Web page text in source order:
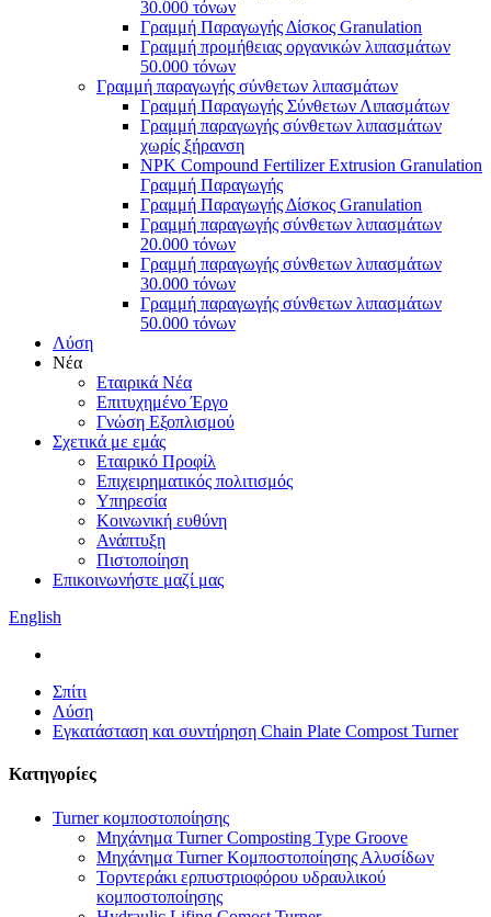
30.000 τόνων
Γραμμή Παραγωγής Δίσκος Granulation
Γραμμή προμήθειας οργανικών λιπασμάτων
50.000 τόνων
Γραμμή παραγωγής σύνθετων λιπασμάτων
Γραμμή Παραγωγής Σύνθετων Λιπασμάτων
Γραμμή παραγωγής σύνθετων λιπασμάτων
χωρίς ξήρανση
NPK Compound Fertilizer Extrusion Granulation
Γραμμή Παραγωγής
Γραμμή Παραγωγής Δίσκος Granulation
Γραμμή παραγωγής σύνθετων λιπασμάτων
20.000 τόνων
Γραμμή παραγωγής σύνθετων λιπασμάτων
30.000 τόνων
Γραμμή παραγωγής σύνθετων λιπασμάτων
50.000 τόνων
Λύση
Νέα
Εταιρικά Νέα
Επιτυχημένο Έργο
Γνώση Εξοπλισμού
Σχετικά με εμάς
Εταιρικό Προφίλ
Επιχειρηματικός πολιτισμός
Υπηρεσία
Κοινωνική ευθύνη
Ανάπτυξη
Πιστοποίηση
Επικοινωνήστε μαζί μας
English
Σπίτι
Λύση
Εγκατάσταση και συντήρηση Chain Plate Compost Turner
Κατηγορίες
Turner κομποστοποίησης
Μηχάνημα Turner Composting Type Groove
Μηχάνημα Turner Κομποστοποίησης Αλυσίδων
Τορντεράκι ερπυστριοφόρου υδραυλικού
κομποστοποίησης